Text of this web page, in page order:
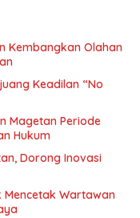
Kembangkan Olahan
Keadilan “No
Magetan Periode
Hukum
Dorong Inovasi
Mencetak Wartawan